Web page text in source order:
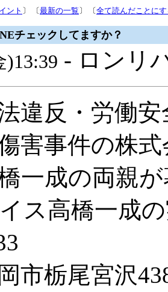
ント 〕 〔最新の一覧 〕 〔全て読んだことに
チェックしてますか？
)13:39 - ロンリ
違反・労働安
害事件の株
一成の両親
ス高橋一成
市栃尾宮沢